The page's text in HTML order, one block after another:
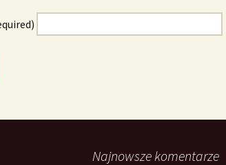
Najnowsze komentarze